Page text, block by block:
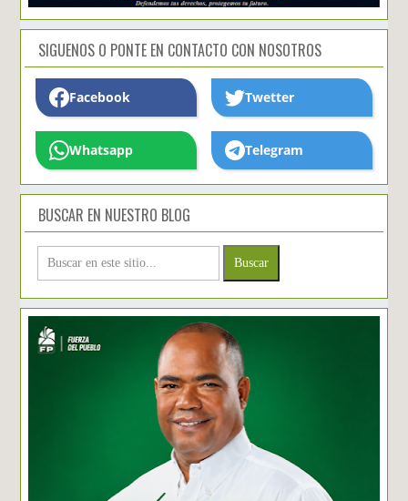
SIGUENOS O PONTE EN CONTACTO CON NOSOTROS
Facebook Twetter
Whatsapp Telegram
BUSCAR EN NUESTRO BLOG